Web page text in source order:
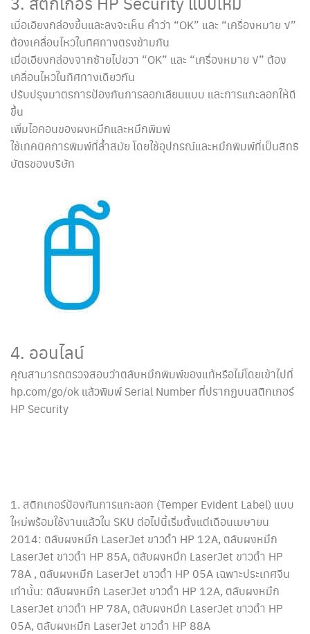
เมื่อเอียงกล่องขึ้นและลงจะเห็น คำว่า “OK” และ “เครื่องหมาย √”
ต้องเคลื่อนไหวในทิศทางตรงข้ามกัน
เมื่อเอียงกล่องจากซ้ายไปขวา “OK” และ “เครื่องหมาย √” ต้อง
เคลื่อนไหวในทิศทางเดียวกัน
ปรับปรุงมาตรการป้องกันการลอกเลียนแบบ และการแกะลอกให้ดี
ขึ้น
เพิ่มไอคอนของผงหมึกและหมึกพิมพ์
ใช้เทคนิคการพิมพ์ที่ล้ำสมัย โดยใช้อุปกรณ์และหมึกพิมพ์ที่เป็นสิทธิ
บัตรของบริษัท
4. ออนไลน์
คุณสามารถตรวจสอบว่าตลับหมึกพิมพ์ของแท้หรือไม่โดยเข้าไปที่
hp.com/go/ok แล้วพิมพ์ Serial Number ที่ปรากฏบนสติกเกอร์
HP Security
1. สติกเกอร์ป้องกันการแกะลอก (Temper Evident Label) แบบ
ใหม่พร้อมใช้งานแล้วใน SKU ต่อไปนี้เริ่มตั้งแต่เดือนเมษายน
2014: ตลับผงหมึก LaserJet ขาวดำ HP 12A, ตลับผงหมึก
LaserJet ขาวดำ HP 85A, ตลับผงหมึก LaserJet ขาวดำ HP
78A , ตลับผงหมึก LaserJet ขาวดำ HP 05A เฉพาะประเทศจีน
เท่านั้น: ตลับผงหมึก LaserJet ขาวดำ HP 12A, ตลับผงหมึก
LaserJet ขาวดำ HP 78A, ตลับผงหมึก LaserJet ขาวดำ HP
05A, ตลับผงหมึก LaserJet ขาวดำ HP 88A